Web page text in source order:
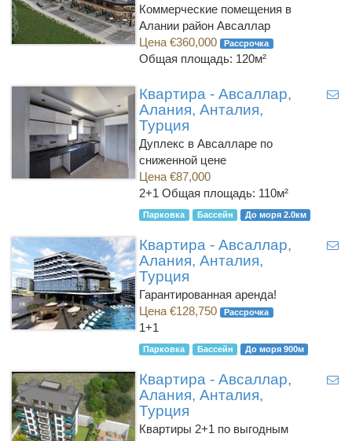
Коммерческие помещения в
Алании район Авсаллар
Цена €360,000
Рассрочка
Общая площадь: 120м²
Квартира - Авсаллар,
Алания, Анталия,
Турция
Дуплекс в Авсалларе по
сниженной цене
Цена €87,000
2+1 Общая площадь: 110м²
Парковка Бассейн До моря 2.0км
Квартира - Авсаллар,
Алания, Анталия,
Турция
Гарантированная аренда!
Цена €128,750
Рассрочка
1+1
Парковка Бассейн До моря 900м
Квартира - Авсаллар,
Алания, Анталия,
Турция
Квартиры 2+1 по выгодным